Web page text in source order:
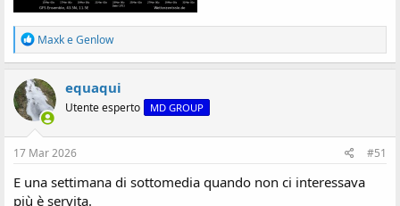
R
e
a
z
i
o
n
i
:
MaxkeGenlow
equaqui
Utente esperto MD GROUP
17 Mar 2026 #51
E una settimana di sottomedia quando non ci interessava
più è servita.